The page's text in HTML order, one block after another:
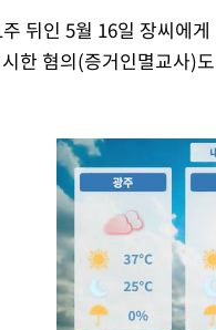
뒤인 5월 16일 장씨에
한 혐의(증거인멸교사)